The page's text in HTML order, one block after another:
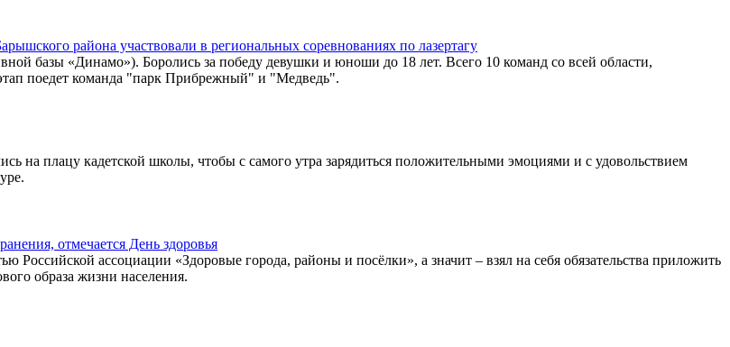
района участвовали в региональных соревнованиях по лазертагу
базы «Динамо»). Боролись за победу девушки и юноши до 18 лет. Всего 10 команд со всей области,
поедет команда "парк Прибрежный" и "Медведь".
на плацу кадетской школы, чтобы с самого утра зарядиться положительными эмоциями и с удовольствием
отмечается День здоровья
Российской ассоциации «Здоровые города, районы и посёлки», а значит – взял на себя обязательства приложить
образа жизни населения.